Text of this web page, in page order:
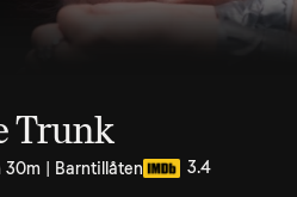
Trunk
30m | Barntillåten 3.4